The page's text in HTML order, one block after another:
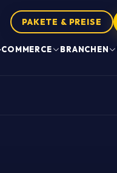
PAKETE & PREISE
BRANCHEN